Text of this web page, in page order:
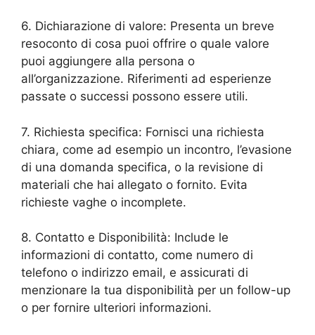
6. Dichiarazione di valore: Presenta un breve
resoconto di cosa puoi offrire o quale valore
puoi aggiungere alla persona o
all’organizzazione. Riferimenti ad esperienze
passate o successi possono essere utili.
7. Richiesta specifica: Fornisci una richiesta
chiara, come ad esempio un incontro, l’evasione
di una domanda specifica, o la revisione di
materiali che hai allegato o fornito. Evita
richieste vaghe o incomplete.
8. Contatto e Disponibilità: Include le
informazioni di contatto, come numero di
telefono o indirizzo email, e assicurati di
menzionare la tua disponibilità per un follow-up
o per fornire ulteriori informazioni.